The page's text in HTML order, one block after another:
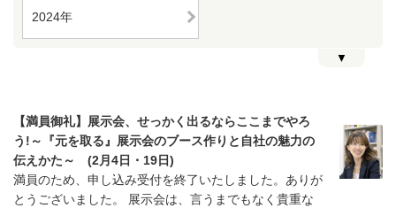
2024年
▼
【満員御礼】展示会、せっかく出るならここまでやろ
う!～『元を取る』展示会のブース作りと自社の魅力の
伝えかた～ (2月4日・19日)
満員のため、申し込み受付を終了いたしました。ありが
とうございました。 展示会は、言うまでもなく貴重な